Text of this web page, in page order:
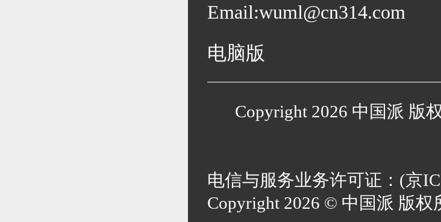
Email:wuml@cn314.com
电脑版
Copyright 2026 中国派 版
电信与服务业务许可证：(京
Copyright 2026 © 中国派 版权